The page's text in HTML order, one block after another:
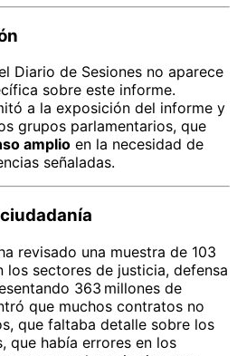
Diario de Sesiones no aparece
sobre este informe.
a la exposición del informe y
grupos parlamentarios, que
amplio en la necesidad de
señaladas.
revisado una muestra de 103
sectores de justicia, defensa
363 millones de
que muchos contratos no
que faltaba detalle sobre los
que había errores en los